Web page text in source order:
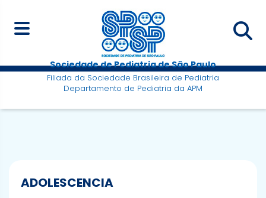
Sociedade de Pediatria de São Paulo
Filiada da Sociedade Brasileira de Pediatria
Departamento de Pediatria da APM
ADOLESCENCIA